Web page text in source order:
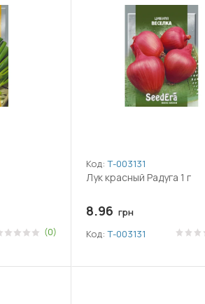
(0)
Код: Т-003131
Лук красный Радуга 1 г
8.96 грн
Код: Т-003131